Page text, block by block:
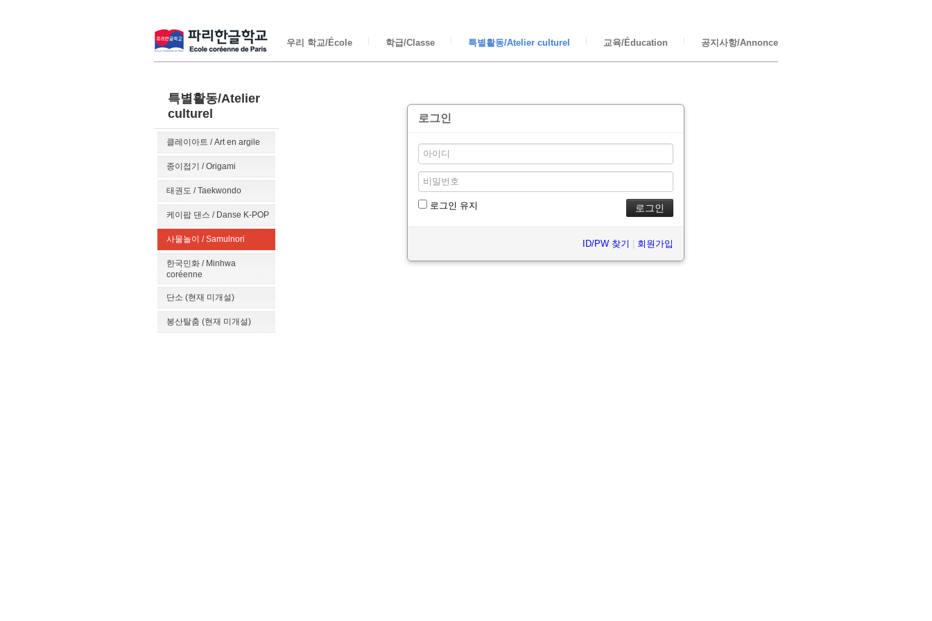
우리 학교/École 학급/Classe 특별활동/Atelier culturel 교육/Éducation 공지사항/Annonce
특별활동/Atelier
culturel
클레이아트 / Art en argile
종이접기 / Origami
태권도 / Taekwondo
케이팝 댄스 / Danse K-POP
사물놀이 / Samulnori
한국민화 / Minhwa
coréenne
단소 (현재 미개설)
봉산탈춤 (현재 미개설)
로그인
로그인 유지
ID/PW 찾기 회원가입